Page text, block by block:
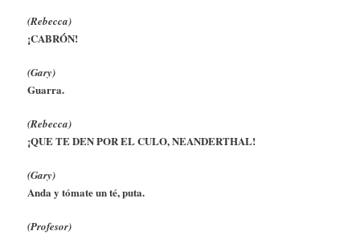
(Rebecca)
¡CABRÓN!
(Gary)
Guarra.
(Rebecca)
¡QUE TE DEN POR EL CULO, NEANDERTHAL!
(Gary)
Anda y tómate un té, puta.
(Profesor)